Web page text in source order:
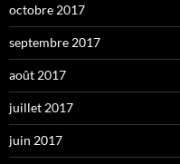
octobre 2017
septembre 2017
août 2017
juillet 2017
juin 2017